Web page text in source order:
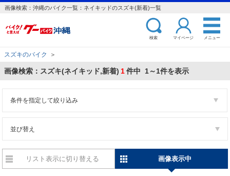
画像検索：沖縄のバイク一覧：ネイキッドのスズキ(新着)一覧
検索 マイページ メニュー
スズキのバイク ＞
画像検索：スズキ(ネイキッド,新着) 1件中 1～1件を表示
条件を指定して絞り込み
並び替え
リスト表示に切り替える 画像表示中